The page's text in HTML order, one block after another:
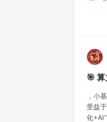
🎯
，小
受益
化